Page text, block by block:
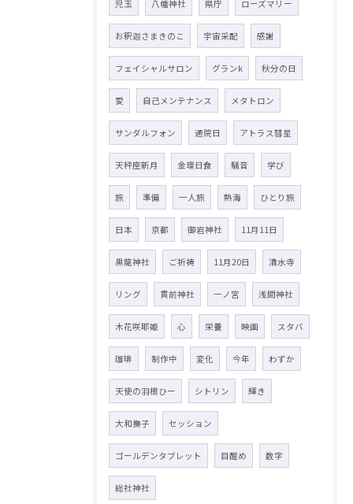
児玉 八幡神社 県庁 ローズマリー
お釈迦さまきのこ 宇宙采配 感謝
フェイシャルサロン グランk 秋分の日
愛 自己メンテナンス メタトロン
サンダルフォン 通院日 アトラス彗星
天秤座新月 金環日食 騒音 学び
旅 準備 一人旅 熱海 ひとり旅
日本 京都 御岩神社 11月11日
黒龍神社 ご祈祷 11月20日 清水寺
リング 貫前神社 一ノ宮 浅間神社
木花咲耶姫 心 栄養 映画 スタバ
珈琲 制作中 変化 今年 わずか
天使の羽根ひー シトリン 輝き
大和撫子 セッション
ゴールデンタブレット 目醒め 数字
総社神社